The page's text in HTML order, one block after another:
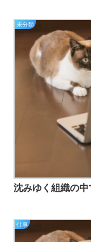
未分類
沈みゆく組織の
仕事